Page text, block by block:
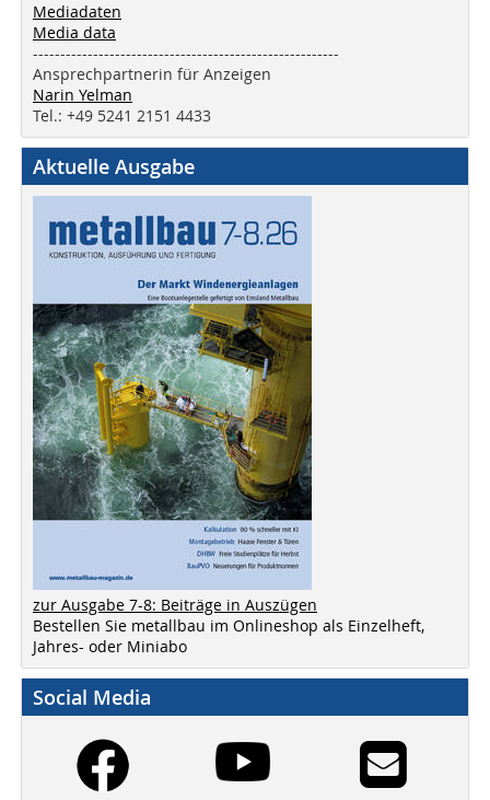
Mediadaten
Media data
--------------------------------------------------------
Ansprechpartnerin für Anzeigen
Narin Yelman
Tel.: +49 5241 2151 4433
Aktuelle Ausgabe
zur Ausgabe 7-8: Beiträge in Auszügen
Bestellen Sie metallbau im Onlineshop als Einzelheft,
Jahres- oder Miniabo
Social Media